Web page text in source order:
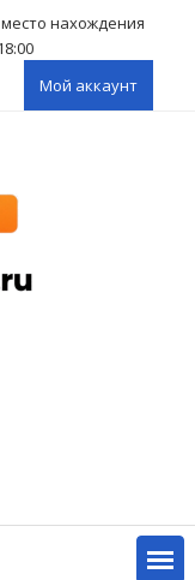
нахождения
Мой аккаунт